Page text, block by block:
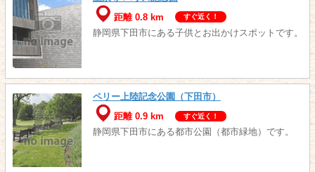
距離 0.8 km
すぐ近く！
静岡県下田市にある子供とお出かけスポットです。
ペリー上陸記念公園（下田市）
距離 0.9 km
すぐ近く！
静岡県下田市にある都市公園（都市緑地）です。